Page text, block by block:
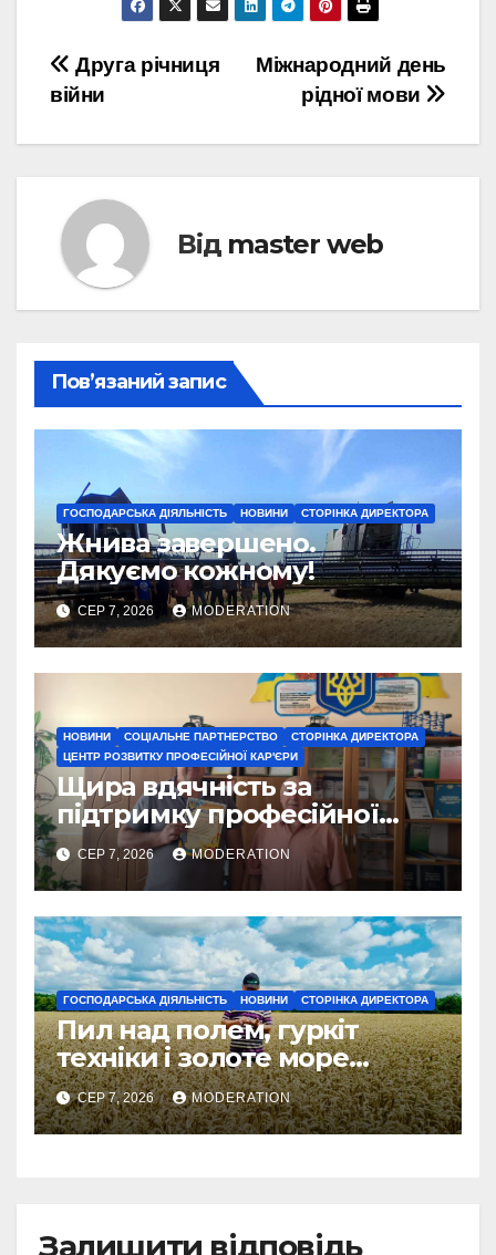
Навігація
Міжнародний день
рідної мови
Друга річниця
війни
Від master web
Пов’язаний запис
ГОСПОДАРСЬКА ДІЯЛЬНІСТЬ НОВИНИ СТОРІНКА ДИРЕКТОРА
Жнива завершено.
Дякуємо кожному!
СЕР 7, 2026 MODERATION
НОВИНИ СОЦІАЛЬНЕ ПАРТНЕРСТВО
СТОРІНКА ДИРЕКТОРА
ЦЕНТР РОЗВИТКУ ПРОФЕСІЙНОЇ КАР'ЄРИ
Щира вдячність за
підтримку професійної
освіти
СЕР 7, 2026 MODERATION
ГОСПОДАРСЬКА ДІЯЛЬНІСТЬ НОВИНИ СТОРІНКА ДИРЕКТОРА
Пил над полем, гуркіт
техніки і золоте море
колосся — так виглядає
справжнє українське літо
СЕР 7, 2026 MODERATION
Залишити відповідь